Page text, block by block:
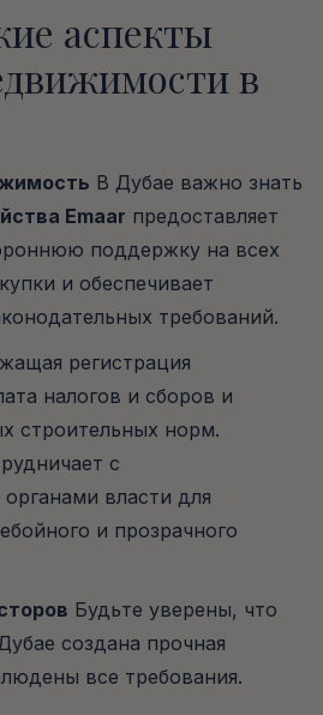
аспекты
в
В Дубае важно знать
Emaar предоставляет
поддержку на всех
и обеспечивает
требований.
регистрация
налогов и сборов и
строительных норм.
с
власти для
и прозрачного
Будьте уверены, что
создана прочная
все требования.